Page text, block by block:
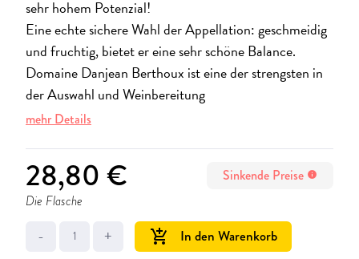
sehr hohem Potenzial!
Eine echte sichere Wahl der Appellation: geschmeidig
und fruchtig, bietet er eine sehr schöne Balance.
Domaine Danjean Berthoux ist eine der strengsten in
der Auswahl und Weinbereitung
mehr Details
28,80 € Sinkende Preise info
Die Flasche
- + add_shopping_cart In den Warenkorb